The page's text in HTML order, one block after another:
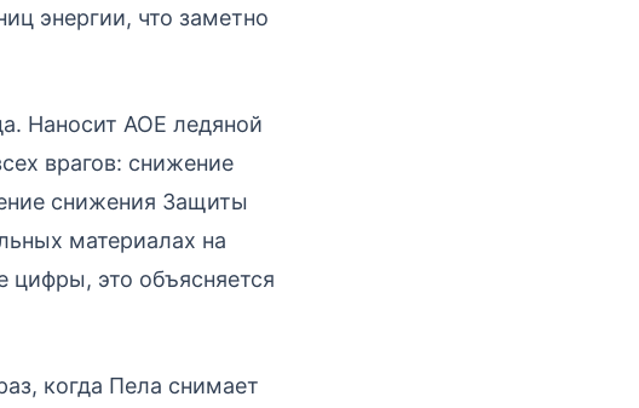
энергии, что заметно
Наносит АОЕ ледяной
врагов: снижение
снижения Защиты
материалах на
цифры, это объясняется
когда Пела снимает